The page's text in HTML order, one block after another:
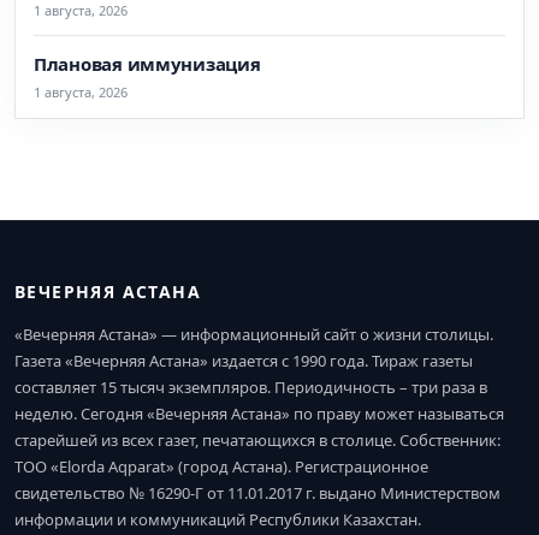
1 августа, 2026
Плановая иммунизация
1 августа, 2026
ВЕЧЕРНЯЯ АСТАНА
«Вечерняя Астана» — информационный сайт о жизни столицы.
Газета «Вечерняя Астана» издается с 1990 года. Тираж газеты
составляет 15 тысяч экземпляров. Периодичность – три раза в
неделю. Сегодня «Вечерняя Астана» по праву может называться
старейшей из всех газет, печатающихся в столице. Собственник:
ТОО «Elorda Aqparat» (город Астана). Регистрационное
свидетельство № 16290-Г от 11.01.2017 г. выдано Министерством
информации и коммуникаций Республики Казахстан.